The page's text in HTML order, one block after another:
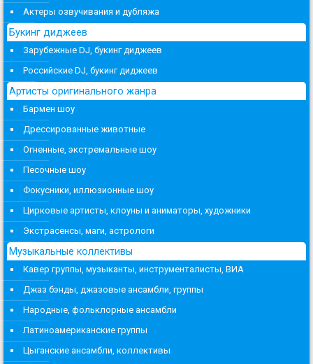
Актеры озвучивания и дубляжа
Букинг диджеев
Зарубежные DJ, букинг диджеев
Российские DJ, букинг диджеев
Артисты оригинального жанра
Бармен шоу
Дрессированные животные
Огненные, экстремальные шоу
Песочные шоу
Фокусники, иллюзионные шоу
Цирковые артисты, клоуны и аниматоры, художники
Экстрасенсы, маги, астрологи
Музыкальные коллективы
Кавер группы, музыканты, инструменталисты, ВИА
Джаз бэнды, джазовые ансамбли, группы
Народные, фольклорные ансамбли
Латиноамериканские группы
Цыганские ансамбли, коллективы